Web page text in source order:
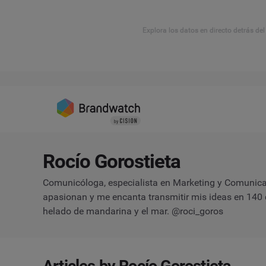
Explora los datos en directo detrás
Rocío Gorostieta
Comunicóloga, especialista en Marketing y
apasionan y me encanta transmitir mis ideas en 140
helado de mandarina y el mar. @roci_goros